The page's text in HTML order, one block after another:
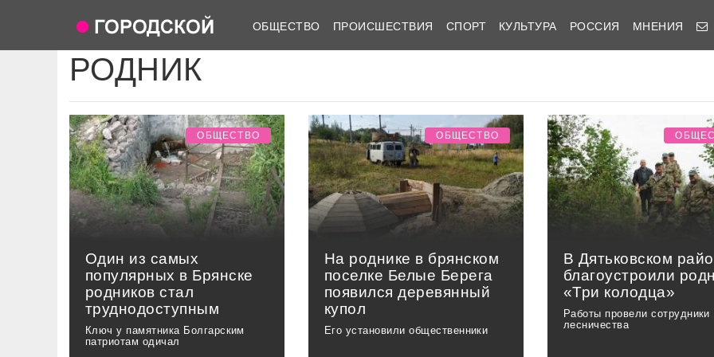
ОБЩЕСТВО ПРОИСШЕСТВИЯ СПОРТ КУЛЬТУРА РОССИЯ МНЕНИЯ
РОДНИК
Один из самых
популярных в Брянске
родников стал
труднодоступным
Ключ у памятника Болгарским
патриотам одичал
ОБЩЕСТВО
На роднике в брянском
поселке Белые Берега
появился деревянный
купол
Его установили общественники
ОБЩЕСТВО
В Дятьковском
благоустроили
«Три колодца»
Работы провели сотрудники
лесничества